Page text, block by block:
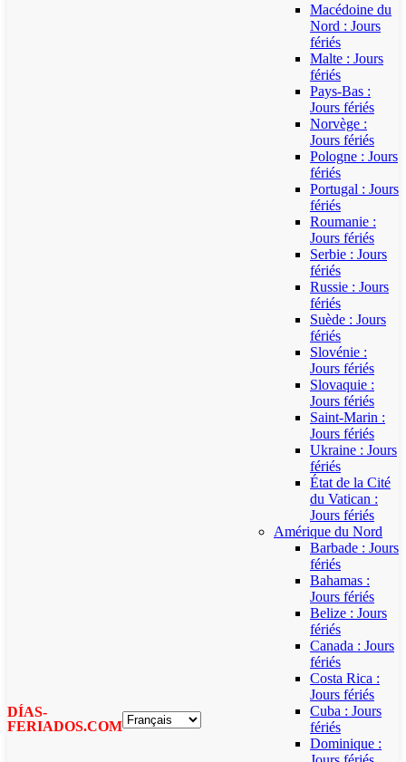
DÍAS-
FERIADOS.COM
Macédoine du
Nord : Jours
fériés
Malte : Jours
fériés
Pays-Bas :
Jours fériés
Norvège :
Jours fériés
Pologne : Jours
fériés
Portugal : Jours
fériés
Roumanie :
Jours fériés
Serbie : Jours
fériés
Russie : Jours
fériés
Suède : Jours
fériés
Slovénie :
Jours fériés
Slovaquie :
Jours fériés
Saint-Marin :
Jours fériés
Ukraine : Jours
fériés
État de la Cité
du Vatican :
Jours fériés
Amérique du Nord
Barbade : Jours
fériés
Bahamas :
Jours fériés
Belize : Jours
fériés
Canada : Jours
fériés
Costa Rica :
Jours fériés
Cuba : Jours
fériés
Dominique :